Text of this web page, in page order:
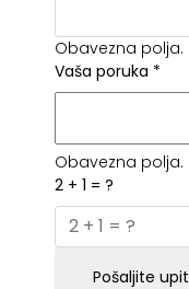
Obavezna polja.
Vaša poruka *
Obavezna polja.
2 + 1 = ?
Pošaljite upit